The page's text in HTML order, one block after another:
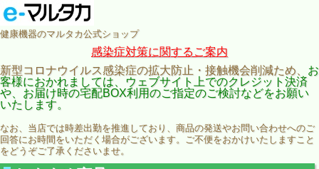
健康機器のマルタカ公式ショップ
感染症対策に関するご案内
新型コロナウイルス感染症の拡大防止・接触機会削減ため、 お
客様におかれましては、ウェブサイト上でのクレジット決済
や、お届け時の宅配BOX利用のご指定のご検討などをお願い
いたします。
なお、当店では時差出勤を推進しており、商品の発送やお問い合わせへのご
回答にお時間をいただく場合がございます。ご不便をおかけいたしますこと
をどうぞご了承くださいませ。